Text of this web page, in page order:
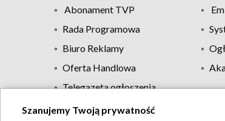
Abonament TVP
Rada Programowa
Biuro Reklamy
Oferta Handlowa
Telegazeta ogłoszenia
Szanujemy Twoją prywatność